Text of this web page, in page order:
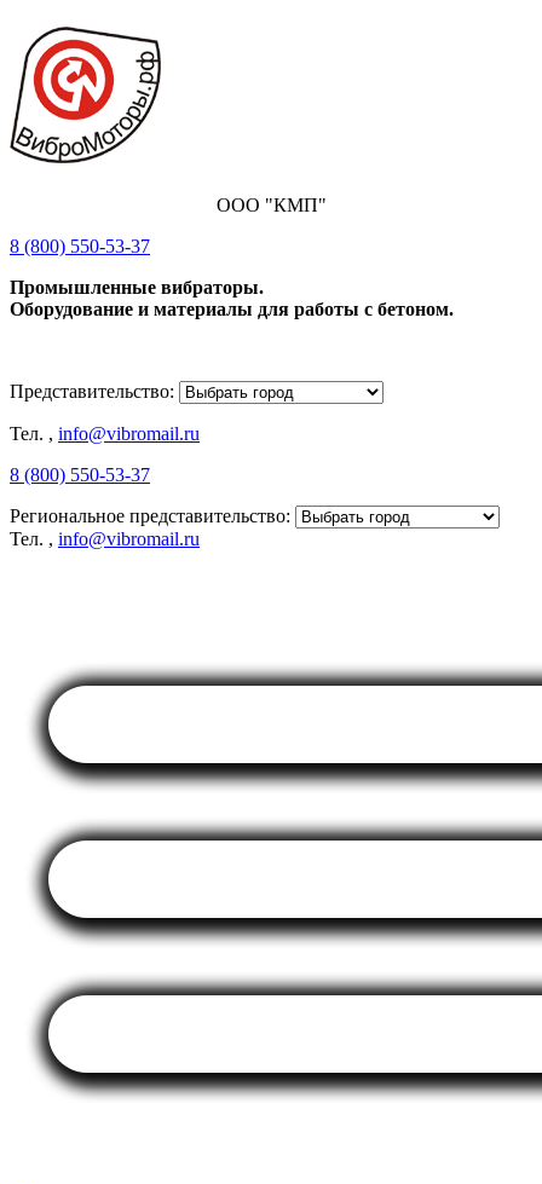
ООО "КМП"
8 (800) 550-53-37
Промышленные вибраторы.
Оборудование и материалы для работы с бетоном.
Представительство:
Тел. , info@vibromail.ru
8 (800) 550-53-37
Региональное представительство:
Тел. , info@vibromail.ru